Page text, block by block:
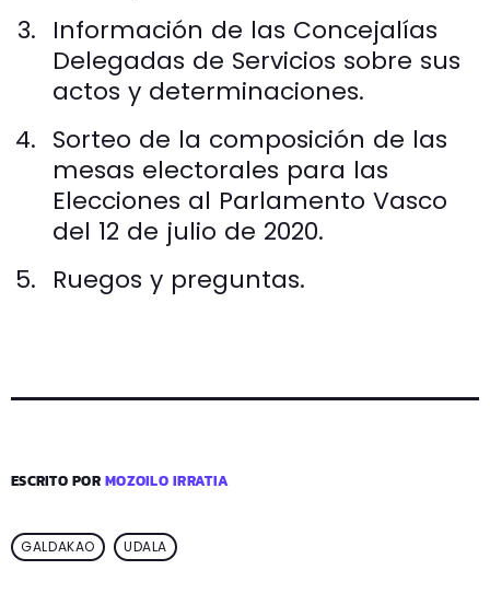
Información de las Concejalías
Delegadas de Servicios sobre sus
actos y determinaciones.
Sorteo de la composición de las
mesas electorales para las
Elecciones al Parlamento Vasco
del 12 de julio de 2020.
Ruegos y preguntas.
ESCRITO PORMOZOILO IRRATIA
GALDAKAO UDALA